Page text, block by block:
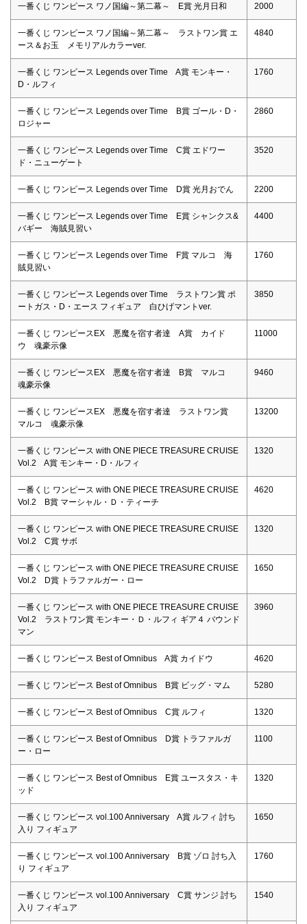
一番くじ ワンピース ワノ国編～第二幕～ E賞 光月日和 2000
一番くじ ワンピース ワノ国編～第二幕～ ラストワン賞 エ
ース＆お玉 メモリアルカラーver.
4840
一番くじ ワンピース Legends over Time A賞 モンキー・
D・ルフィ
1760
一番くじ ワンピース Legends over Time B賞 ゴール・D・
ロジャー
2860
一番くじ ワンピース Legends over Time C賞 エドワー
ド・ニューゲート
3520
一番くじ ワンピース Legends over Time D賞 光月おでん 2200
一番くじ ワンピース Legends over Time E賞 シャンクス&
バギー 海賊見習い
4400
一番くじ ワンピース Legends over Time F賞 マルコ 海
賊見習い
1760
一番くじ ワンピース Legends over Time ラストワン賞 ポ
ートガス・D・エース フィギュア 白ひげマントver.
3850
一番くじ ワンピースEX 悪魔を宿す者達 A賞 カイド
ウ 魂豪示像
11000
一番くじ ワンピースEX 悪魔を宿す者達 B賞 マルコ
魂豪示像
9460
一番くじ ワンピースEX 悪魔を宿す者達 ラストワン賞
マルコ 魂豪示像
13200
一番くじ ワンピース with ONE PIECE TREASURE CRUISE
Vol.2 A賞 モンキー・D・ルフィ
1320
一番くじ ワンピース with ONE PIECE TREASURE CRUISE
Vol.2 B賞 マーシャル・Ｄ・ティーチ
4620
一番くじ ワンピース with ONE PIECE TREASURE CRUISE
Vol.2 C賞 サボ
1320
一番くじ ワンピース with ONE PIECE TREASURE CRUISE
Vol.2 D賞 トラファルガー・ロー
1650
一番くじ ワンピース with ONE PIECE TREASURE CRUISE
Vol.2 ラストワン賞 モンキー・Ｄ・ルフィ ギア４ バウンド
マン
3960
一番くじ ワンピース Best of Omnibus A賞 カイドウ 4620
一番くじ ワンピース Best of Omnibus B賞 ビッグ・マム 5280
一番くじ ワンピース Best of Omnibus C賞 ルフィ 1320
一番くじ ワンピース Best of Omnibus D賞 トラファルガ
ー・ロー
1100
一番くじ ワンピース Best of Omnibus E賞 ユースタス・キ
ッド
1320
一番くじ ワンピース vol.100 Anniversary A賞 ルフィ 討ち
入り フィギュア
1650
一番くじ ワンピース vol.100 Anniversary B賞 ゾロ 討ち入
り フィギュア
1760
一番くじ ワンピース vol.100 Anniversary C賞 サンジ 討ち
入り フィギュア
1540